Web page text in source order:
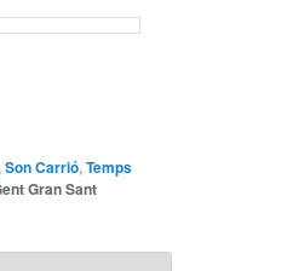
Son Carrió,Temps
Gran Sant